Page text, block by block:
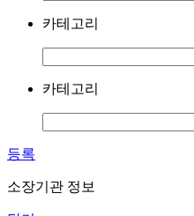
카테고리
카테고리
등록
소장기관 정보